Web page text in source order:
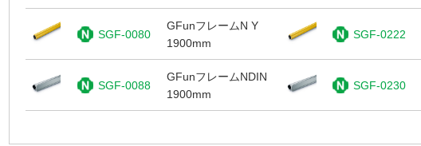
SGF-0080
GFunフレームN Y
1900mm
SGF-0222
SGF-0088
GFunフレームNDIN
1900mm
SGF-0230